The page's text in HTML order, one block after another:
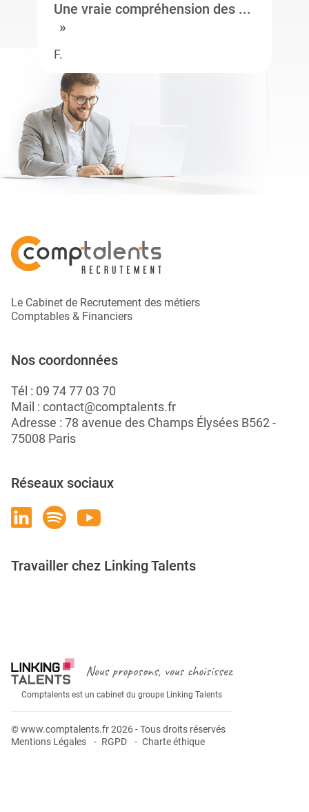
Une vraie compréhension des ...
F.
Le Cabinet de Recrutement des métiers
Comptables & Financiers
Nos coordonnées
Tél : 09 74 77 03 70
Mail : contact@comptalents.fr
Adresse : 78 avenue des Champs Élysées B562 -
75008 Paris
Réseaux sociaux
Travailler chez Linking Talents
Nous proposons, vous choisissez
Comptalents est un cabinet du groupe Linking Talents
© www.comptalents.fr 2026 - Tous droits réservés
Mentions Légales
RGPD Charte éthique